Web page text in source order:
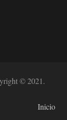
© 2021.
Inicio